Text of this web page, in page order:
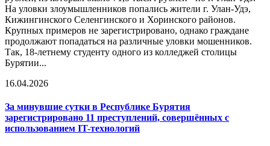
На уловки злоумышленников попались жители г. Улан-Удэ,
Кижингинского Селенгинского и Хоринского районов.
Крупных примеров не зарегистрировано, однако граждане
продолжают попадаться на различные уловки мошенников.
Так, 18-летнему студенту одного из колледжей столицы
Бурятии...
16.04.2026
За минувшие сутки в Республике Бурятия
зарегистрировано 11 преступлений, совершённых с
использованием IT-технологий